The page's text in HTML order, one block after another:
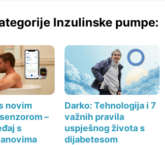
Inzulinske pumpe:
novim
–
s
Darko: Tehnologija i 7
važnih pravila
uspješnog života s
dijabetesom